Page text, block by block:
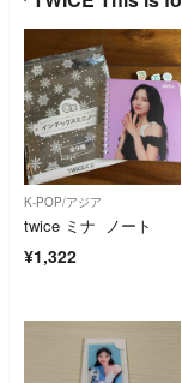
K-POP/アジア
twice ミナ ノート
¥1,322